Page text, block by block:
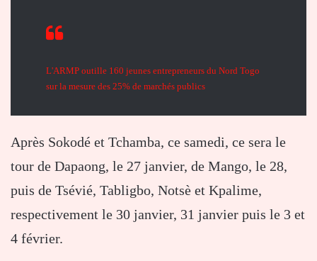
L'ARMP outille 160 jeunes entrepreneurs du Nord Togo
sur la mesure des 25% de marchés publics
Après Sokodé et Tchamba, ce samedi, ce sera le
tour de Dapaong, le 27 janvier, de Mango, le 28,
puis de Tsévié, Tabligbo, Notsè et Kpalime,
respectivement le 30 janvier, 31 janvier puis le 3 et
4 février.